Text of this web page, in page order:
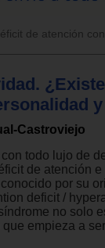
de atención
Castroviejo
con todo lujo de
de atención
por su
deficit /
no solo
empieza a